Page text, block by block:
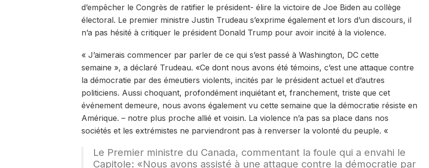
d’empêcher le Congrès de ratifier le président- élire la victoire de Joe Biden au collège
électoral. Le premier ministre Justin Trudeau s’exprime également et lors d’un discours, il
n’a pas hésité à critiquer le président Donald Trump pour avoir incité à la violence.
« J’aimerais commencer par parler de ce qui s’est passé à Washington, DC cette
semaine », a déclaré Trudeau. «Ce dont nous avons été témoins, c’est une attaque contre
la démocratie par des émeutiers violents, incités par le président actuel et d’autres
politiciens. Aussi choquant, profondément inquiétant et, franchement, triste que cet
événement demeure, nous avons également vu cette semaine que la démocratie résiste en
Amérique. – notre plus proche allié et voisin. La violence n’a pas sa place dans nos
sociétés et les extrémistes ne parviendront pas à renverser la volonté du peuple. «
Le Premier ministre du Canada, commentant la foule qui a envahi le
Capitole: «Nous avons assisté à une attaque contre la démocratie par